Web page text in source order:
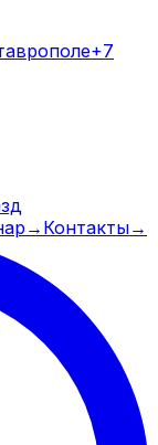
+7
→ Контакты→